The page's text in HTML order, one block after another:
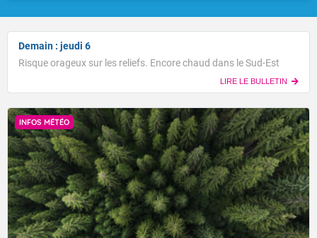
Demain : jeudi 6
Risque orageux sur les reliefs. Encore chaud dans le Sud-Est
LIRE LE BULLETIN
INFOS MÉTÉO